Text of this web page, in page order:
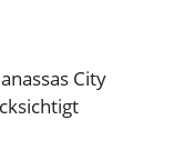
City